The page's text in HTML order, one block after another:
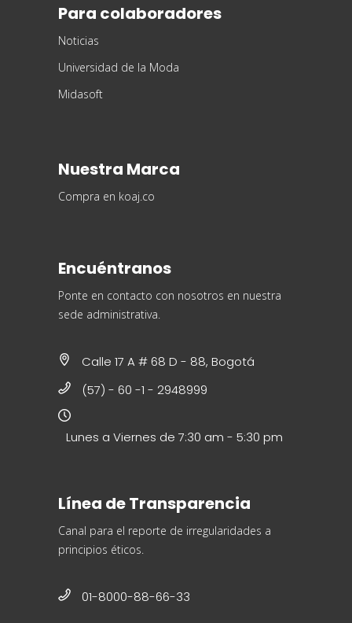
Para colaboradores
Noticias
Universidad de la Moda
Midasoft
Nuestra Marca
Compra en koaj.co
Encuéntranos
Ponte en contacto con nosotros en nuestra
sede administrativa.
Calle 17 A # 68 D - 88, Bogotá
(57) - 60 -1 - 2948999
Lunes a Viernes de 7:30 am - 5:30 pm
Línea de Transparencia
Canal para el reporte de irregularidades a
principios éticos.
01-8000-88-66-33